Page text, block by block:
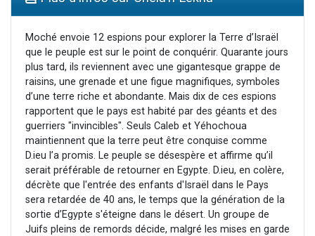
3 personnes viennent de nous rejoindre sur WhatsApp
2 personnes viennent de nous rejoindre sur WhatsApp
2 nouvelles musiques dans Torah-Box Music
Moché envoie 12 espions pour explorer la Terre d’Israël
que le peuple est sur le point de conquérir. Quarante jours
plus tard, ils reviennent avec une gigantesque grappe de
raisins, une grenade et une figue magnifiques, symboles
d’une terre riche et abondante. Mais dix de ces espions
rapportent que le pays est habité par des géants et des
guerriers "invincibles". Seuls Caleb et Yéhochoua
maintiennent que la terre peut être conquise comme
D.ieu l’a promis. Le peuple se désespère et affirme qu’il
serait préférable de retourner en Egypte. D.ieu, en colère,
décrète que l'entrée des enfants d'Israël dans le Pays
sera retardée de 40 ans, le temps que la génération de la
sortie d’Egypte s'éteigne dans le désert. Un groupe de
Juifs pleins de remords décide, malgré les mises en garde